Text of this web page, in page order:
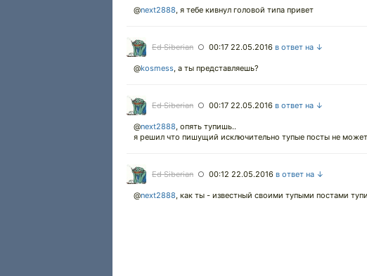
@next2888, я тебе кивнул головой типа привет
Ed Siberian ○ 00:17 22.05.2016 в ответ на ↓
@kosmess, а ты представляешь?
Ed Siberian ○ 00:17 22.05.2016 в ответ на ↓
@next2888, опять тупишь..
я решил что пишущий исключительно тупые посты не
Ed Siberian ○ 00:12 22.05.2016 в ответ на ↓
@next2888, как ты - известный своими тупыми постами